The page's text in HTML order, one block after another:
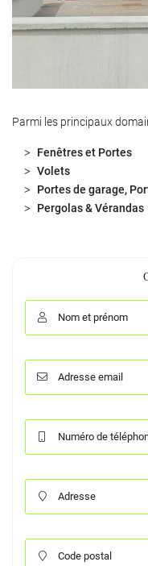
Parmi les principaux
Fenêtres et Portes
Volets
Portes de garage,
Pergolas & Vérandas
 Nom et prénom
 Adresse email
Numéro de
 Adresse
 Code postal